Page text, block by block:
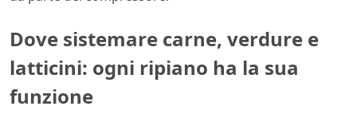
Dove sistemare carne, verdure e
latticini: ogni ripiano ha la sua
funzione